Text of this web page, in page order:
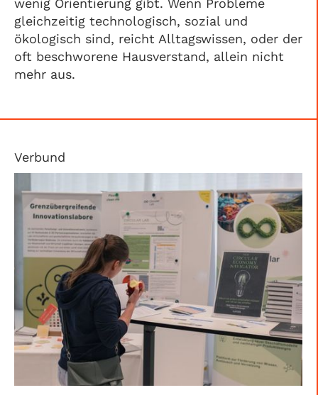
wenig Orientierung gibt. Wenn Probleme
gleichzeitig technologisch, sozial und
ökologisch sind, reicht Alltagswissen, oder der
oft beschworene Hausverstand, allein nicht
mehr aus.
Verbund